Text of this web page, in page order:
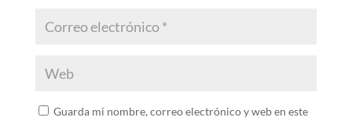
Guarda mi nombre, correo electrónico y web en este